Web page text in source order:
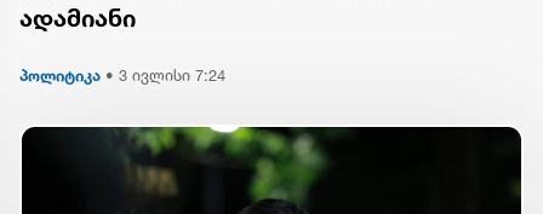
ადამიანი
პოლიტიკა • 3 ივლისი 7:24